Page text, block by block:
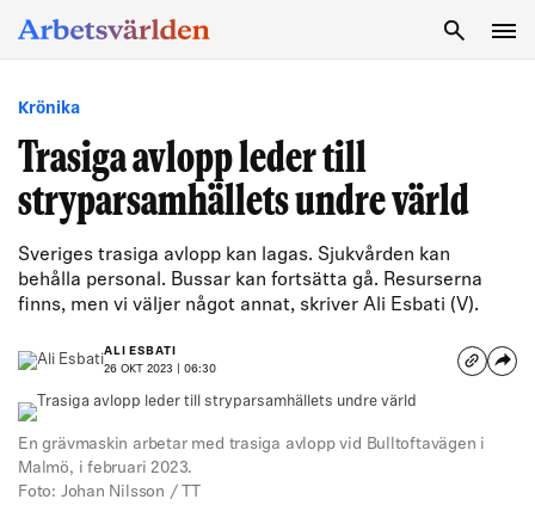
Krönika
Trasiga avlopp leder till
stryparsamhällets undre värld
Sveriges trasiga avlopp kan lagas. Sjukvården kan
behålla personal. Bussar kan fortsätta gå. Resurserna
finns, men vi väljer något annat, skriver Ali Esbati (V).
ALI ESBATI
26 OKT 2023 | 06:30
En grävmaskin arbetar med trasiga avlopp vid Bulltoftavägen i
Malmö, i februari 2023.
Foto: Johan Nilsson / TT